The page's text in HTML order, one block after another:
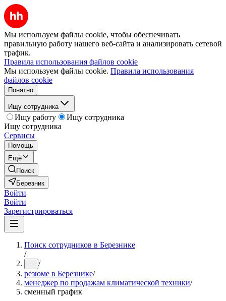
Мы используем файлы cookie, чтобы обеспечивать
правильную работу нашего веб-сайта и анализировать сетевой
трафик.
Правила использования файлов cookie
Мы используем файлы cookie. Правила использования
файлов cookie
Понятно
Ищу сотрудника
Ищу работу
Ищу сотрудника
Ищу сотрудника
Сервисы
Помощь
Ещё
Поиск
Березник
Войти
Войти
Зарегистрироваться
Поиск сотрудников в Березнике
/
... /
резюме в Березнике/
менеджер по продажам климатической техники/
сменный график